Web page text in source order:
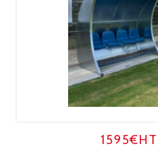
1595€HT